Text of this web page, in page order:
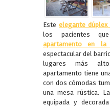
Esteelegante dúplex
los pacientes
apartamento en
espectacular del
lugares más
apartamento tiene
con dos cómodas
una mesa rústica.
equipada y